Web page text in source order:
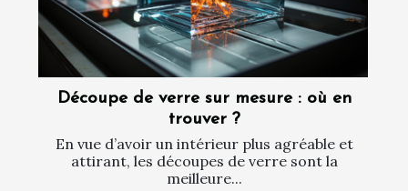
Découpe de verre sur mesure : où en
trouver ?
En vue d’avoir un intérieur plus agréable et
attirant, les découpes de verre sont la
meilleure...